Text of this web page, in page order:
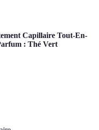
Capillaire Tout-En-
: Thé Vert